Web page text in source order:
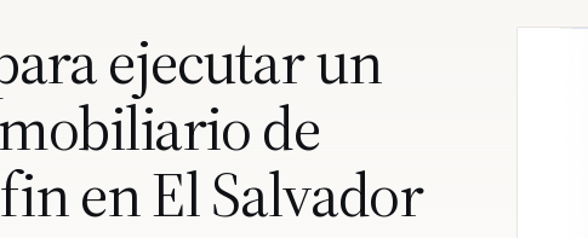
ejecutar un
de
en El Salvador